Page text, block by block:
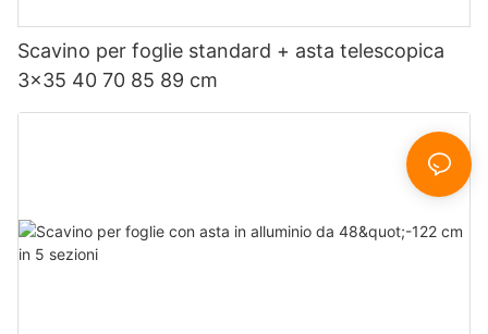
Scavino per foglie standard + asta telescopica
3x35 40 70 85 89 cm